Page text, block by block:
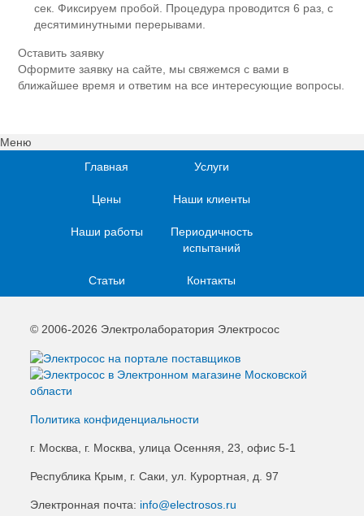
сек. Фиксируем пробой. Процедура проводится 6 раз, с
десятиминутными перерывами.
Оставить заявку
Оформите заявку на сайте, мы свяжемся с вами в
ближайшее время и ответим на все интересующие вопросы.
Меню
Главная
Услуги
Цены Наши клиенты
Наши работы
Периодичность
испытаний
Статьи Контакты
© 2006-2026 Электролаборатория Электросос
Политика конфиденциальности
г. Москва, г. Москва, улица Осенняя, 23, офис 5-1
Республика Крым, г. Саки, ул. Курортная, д. 97
Электронная почта: info@electrosos.ru